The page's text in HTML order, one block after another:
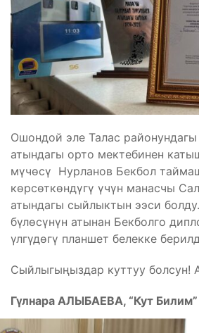
Ошондой эле Талас районундагы
атындагы орто мектебинен
мүчөсү Нурланов Бекбол
көрсөткөндүгү үчүн манасчы
атындагы сыйлыктын ээси
бүлөсүнүн атынан Бекболго
үлгүдөгү планшет белекке
Сыйлыгыңыздар куттуу болсун!
Гүлнара АЛЫБАЕВА, “Кут Билим”